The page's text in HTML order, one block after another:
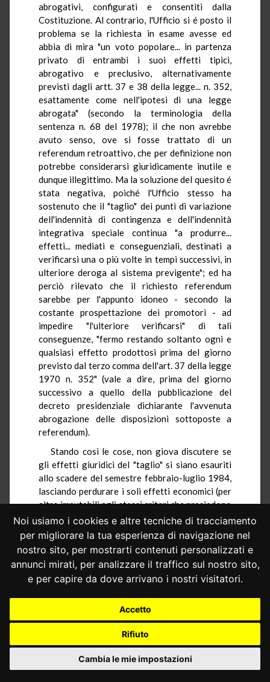
Noi usiamo i cookies e altre tecniche di tracciamento
per migliorare la tua esperienza di navigazione nel
nostro sito, per mostrarti contenuti personalizzati e
annunci mirati, per analizzare il traffico sul nostro sito,
e per capire da dove arrivano i nostri visitatori.
Accetto
Rifiuto
Cambia le mie impostazioni
abrogativi, configurati e consentiti dalla
Costituzione. Al contrario, l'Ufficio si é posto il
problema se la richiesta in esame avesse ed
abbia di mira "un voto popolare... in partenza
privato di entrambi i suoi effetti tipici,
abrogativo e preclusivo, alternativamente
previsti dagli artt. 37 e 38 della legge... n. 352,
esattamente come nell'ipotesi di una legge
abrogata" (secondo la terminologia della
sentenza n. 68 del 1978); il che non avrebbe
avuto senso, ove si fosse trattato di un
referendum retroattivo, che per definizione non
potrebbe considerarsi giuridicamente inutile e
dunque illegittimo. Ma la soluzione del quesito é
stata negativa, poiché l'Ufficio stesso ha
sostenuto che il "taglio" dei punti di variazione
dell'indennità di contingenza e dell'indennità
integrativa speciale continua "a produrre...
effetti... mediati e conseguenziali, destinati a
verificarsi una o più volte in tempi successivi, in
ulteriore deroga al sistema previgente"; ed ha
perciò rilevato che il richiesto referendum
sarebbe per l'appunto idoneo - secondo la
costante prospettazione dei promotori - ad
impedire "l'ulteriore verificarsi" di tali
conseguenze, "fermo restando soltanto ogni e
qualsiasi effetto prodottosi prima del giorno
previsto dal terzo comma dell'art. 37 della legge
1970 n. 352" (vale a dire, prima del giorno
successivo a quello della pubblicazione del
decreto presidenziale dichiarante l'avvenuta
abrogazione delle disposizioni sottoposte a
referendum).
Stando così le cose, non giova discutere se
gli effetti giuridici del "taglio" si siano esauriti
allo scadere del semestre febbraio-luglio 1984,
lasciando perdurare i soli effetti economici (per
altro imputabili agli stessi criteri che presiedono
al normale conteggio dei punti di variazione
dell'indennità di contingenza e dell'indennità
integrativa speciale); o se, viceversa, la ridotta
operatività del meccanismo della scala mobile
continui a ripercuotersi, in termini
giuridicamente rilevanti, sulle retribuzioni
periodicamente dovute ai lavoratori
subordinati. Qualunque sia la risposta, é infatti
palese che non può essere la Corte a fornirla,
poiché in entrambi i casi si tratta soltanto di
fissare l'ambito temporale di efficacia d'una
disciplina legislativa ordinaria (non altrimenti